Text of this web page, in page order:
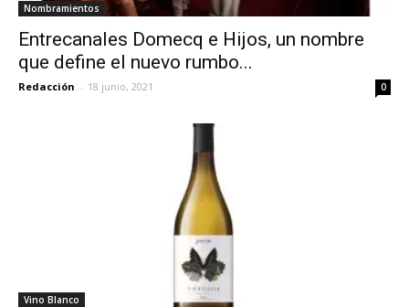
Nombramientos
Entrecanales Domecq e Hijos, un nombre
que define el nuevo rumbo...
Redacción - 18 junio, 2021 0
Vino Blanco